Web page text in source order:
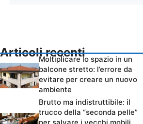
Articoli recenti
Moltiplicare lo spazio in un
balcone stretto: l’errore da
evitare per creare un nuovo
ambiente
Brutto ma indistruttibile: il
trucco della “seconda pelle”